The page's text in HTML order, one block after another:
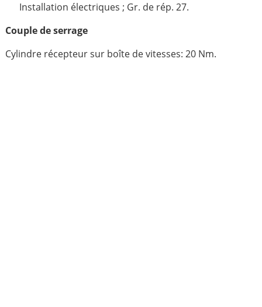
Installation électriques ; Gr. de rép. 27.
Couple de serrage
Cylindre récepteur sur boîte de vitesses: 20 Nm.